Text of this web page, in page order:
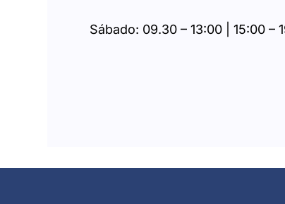
Sábado: 09.30 – 13:00 | 15:00 –